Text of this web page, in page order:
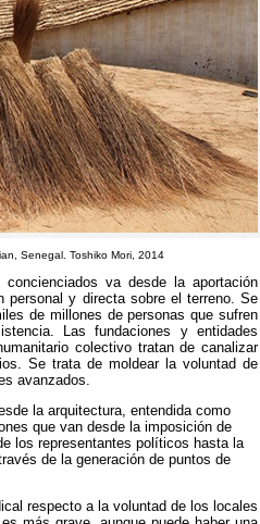
Senegal Toshiko Mori , 2014
va desde la aportación
y directa sobre el terreno. Se
de millones de personas que sufren
.
Las fundaciones y entidades
colectivo tratan de canalizar
. Se trata de moldear la voluntad de
avanzados.
la arquitectura, entendida como
que van desde la imposición de
los representantes políticos hasta la
de la generación de puntos de
respecto a la voluntad de los locales